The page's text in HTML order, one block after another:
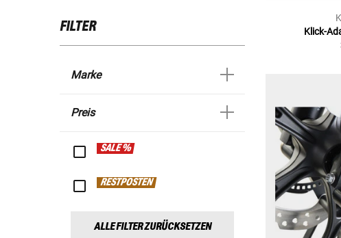
FILTER
Marke
Preis
SALE %
RESTPOSTEN
ALLE FILTER ZURÜCKSETZEN
Klick-